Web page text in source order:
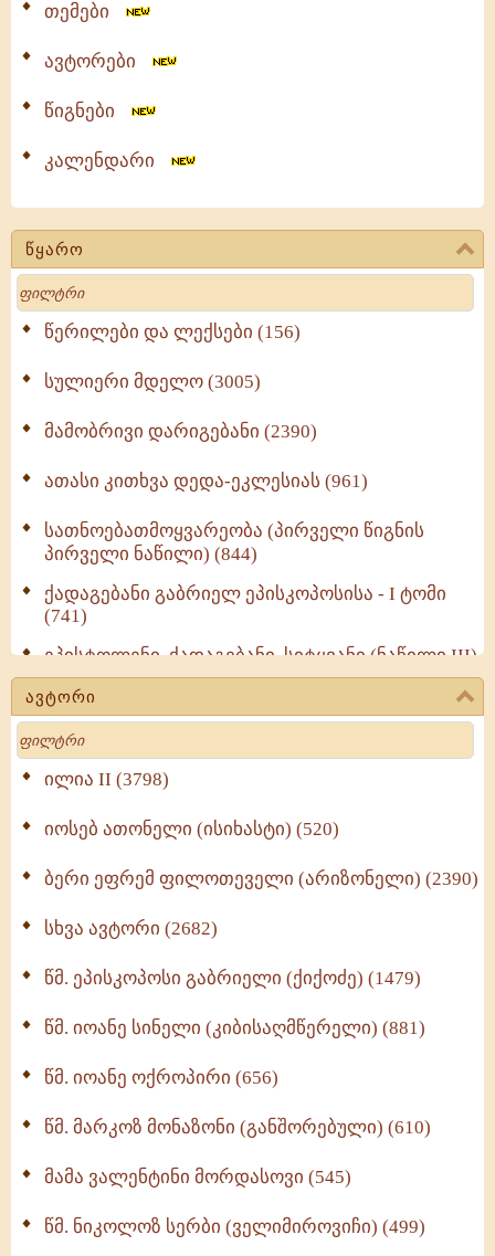
თემები
ავტორები
წიგნები
კალენდარი
წყარო
Search
წერილები და ლექსები (156)
სულიერი მდელო (3005)
მამობრივი დარიგებანი (2390)
ათასი კითხვა დედა-ეკლესიას (961)
სათნოებათმოყვარეობა (პირველი წიგნის
პირველი ნაწილი) (844)
ქადაგებანი გაბრიელ ეპისკოპოსისა - I ტომი
(741)
ეპისტოლენი, ქადაგებანი, სიტყვანი (ნაწილი III)
(723)
მოძღვრის ძალზე სასარგებლო რჩევები
მრევლისათვის (545)
Wisdomge (514)
ქადაგებანი გაბრიელ ეპისკოპოსისა - II ტომი
სულიერი ცხოვრების სახელმძღვანელო -
ნაწილი II (369)
ავტორი
Search
ილია II (3798)
იოსებ ათონელი (ისიხასტი) (520)
ბერი ეფრემ ფილოთეველი (არიზონელი) (2390)
სხვა ავტორი (2682)
წმ. ეპისკოპოსი გაბრიელი (ქიქოძე) (1479)
წმ. იოანე სინელი (კიბისაღმწერელი) (881)
წმ. იოანე ოქროპირი (656)
წმ. მარკოზ მონაზონი (განშორებული) (610)
მამა ვალენტინი მორდასოვი (545)
წმ. ნიკოლოზ სერბი (ველიმიროვიჩი) (499)